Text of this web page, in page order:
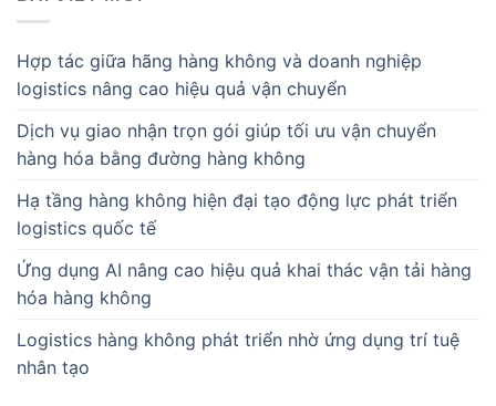
Hợp tác giữa hãng hàng không và doanh nghiệp
logistics nâng cao hiệu quả vận chuyển
Dịch vụ giao nhận trọn gói giúp tối ưu vận chuyển
hàng hóa bằng đường hàng không
Hạ tầng hàng không hiện đại tạo động lực phát triển
logistics quốc tế
Ứng dụng AI nâng cao hiệu quả khai thác vận tải hàng
hóa hàng không
Logistics hàng không phát triển nhờ ứng dụng trí tuệ
nhân tạo